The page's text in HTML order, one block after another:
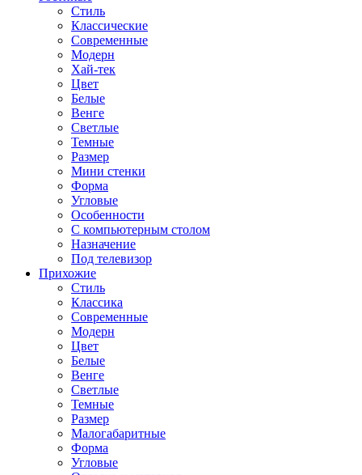
Стиль
Классические
Современные
Модерн
Хай-тек
Цвет
Белые
Венге
Светлые
Темные
Размер
Мини стенки
Форма
Угловые
Особенности
С компьютерным столом
Назначение
Под телевизор
Прихожие
Стиль
Классика
Современные
Модерн
Цвет
Белые
Венге
Светлые
Темные
Размер
Малогабаритные
Форма
Угловые